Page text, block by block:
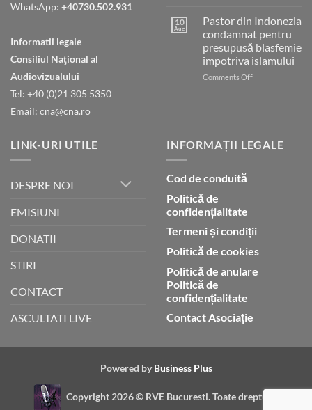
WhatsApp: +40730.502.931
Informatii legale
Consiliul Naţional al
Audiovizualului
Tel: +40 (0)21 305 5350
Email: cna@cna.ro
din
Algeria
continuă
să
se
închine
10
Aug
Pastor din Indonezia
condamnat pentru
presupusă blasfemie
împotriva islamului
Comments Offon
presupusă
LINK-URI UTILE
DESPRE NOI
EMISIUNI
DONATII
STIRI
CONTACT
ASCULTATI LIVE
INFORMAȚII LEGALE
Cod de conduită
Politică de
confidențialitate
Termeni și condiții
Politică de cookies
Politică de anulare
Politică de
confidențialitate
Contact Asociație
Powered by Business Plus
Copyright 2026 © RVE Bucuresti. Toate drepturile